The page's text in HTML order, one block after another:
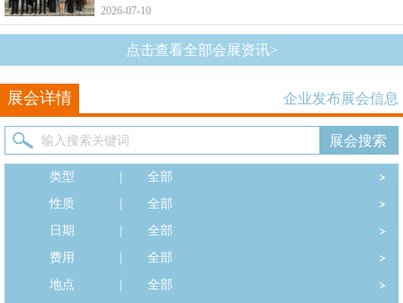
2026-07-10
点击查看全部会展资讯>
展会详情 企业发布展会信息
类型
全部
性质
全部
日期
全部
费用
全部
地点
全部